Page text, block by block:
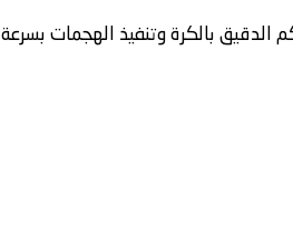
بالكرة وتنفيذ الهجمات بسرعة